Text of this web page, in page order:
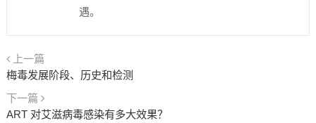
遇。
上一篇
梅毒发展阶段、历史和检测
下一篇
ART 对艾滋病毒感染有多大效果？